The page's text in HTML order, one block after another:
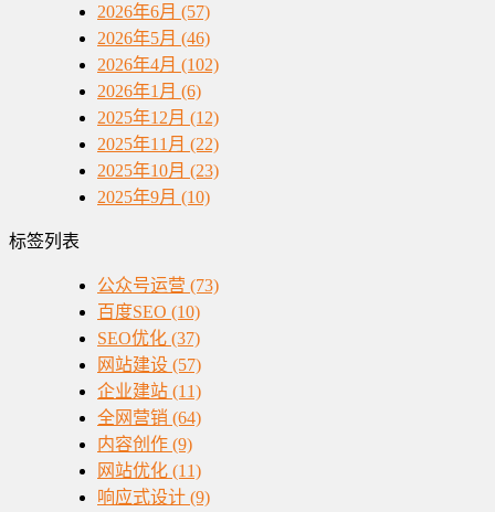
2026年6月 (57)
2026年5月 (46)
2026年4月 (102)
2026年1月 (6)
2025年12月 (12)
2025年11月 (22)
2025年10月 (23)
2025年9月 (10)
标签列表
公众号运营 (73)
百度SEO (10)
SEO优化 (37)
网站建设 (57)
企业建站 (11)
全网营销 (64)
内容创作 (9)
网站优化 (11)
响应式设计 (9)